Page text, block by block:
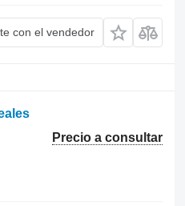
con el vendedor
Precio a consultar